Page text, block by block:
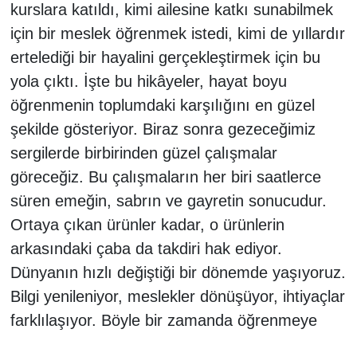
kurslara katıldı, kimi ailesine katkı sunabilmek
için bir meslek öğrenmek istedi, kimi de yıllardır
ertelediği bir hayalini gerçekleştirmek için bu
yola çıktı. İşte bu hikâyeler, hayat boyu
öğrenmenin toplumdaki karşılığını en güzel
şekilde gösteriyor. Biraz sonra gezeceğimiz
sergilerde birbirinden güzel çalışmalar
göreceğiz. Bu çalışmaların her biri saatlerce
süren emeğin, sabrın ve gayretin sonucudur.
Ortaya çıkan ürünler kadar, o ürünlerin
arkasındaki çaba da takdiri hak ediyor.
Dünyanın hızlı değiştiği bir dönemde yaşıyoruz.
Bilgi yenileniyor, meslekler dönüşüyor, ihtiyaçlar
farklılaşıyor. Böyle bir zamanda öğrenmeye